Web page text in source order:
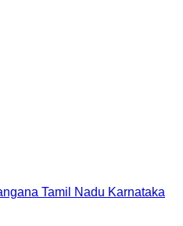
Tamil Nadu Karnataka